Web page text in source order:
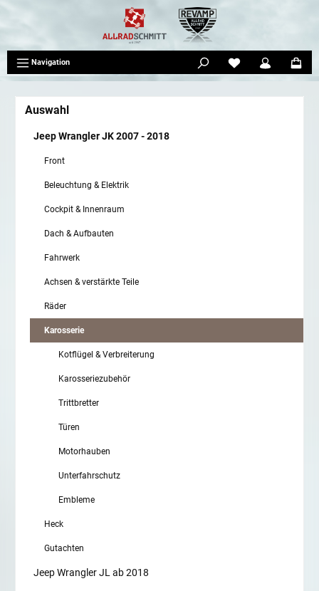
Navigation
Auswahl
Jeep Wrangler JK 2007 - 2018
Front
Beleuchtung & Elektrik
Cockpit & Innenraum
Dach & Aufbauten
Fahrwerk
Achsen & verstärkte Teile
Räder
Karosserie
Kotflügel & Verbreiterung
Karosseriezubehör
Trittbretter
Türen
Motorhauben
Unterfahrschutz
Embleme
Heck
Gutachten
Jeep Wrangler JL ab 2018